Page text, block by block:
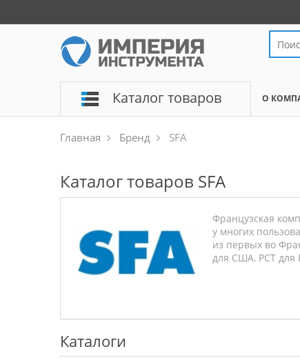
Каталог товаров О
Главная Бренд SFA
Каталог товаров SFA
Французская
у многих
из первых во
для США, РСТ для
Каталоги